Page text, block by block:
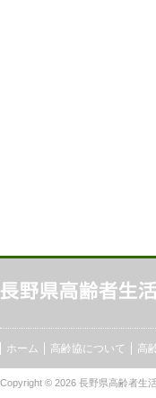
ホーム 高齢協について 高
Copyright © 2026 長野県高齢者生